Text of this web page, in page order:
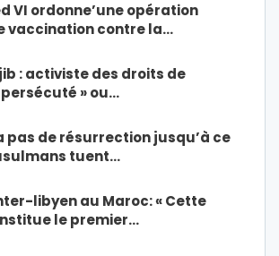
VI ordonne’une opération
vaccination contre la…
: activiste des droits de
persécuté » ou…
pas de résurrection jusqu’à ce
tuent…
libyen au Maroc: « Cette
le premier…